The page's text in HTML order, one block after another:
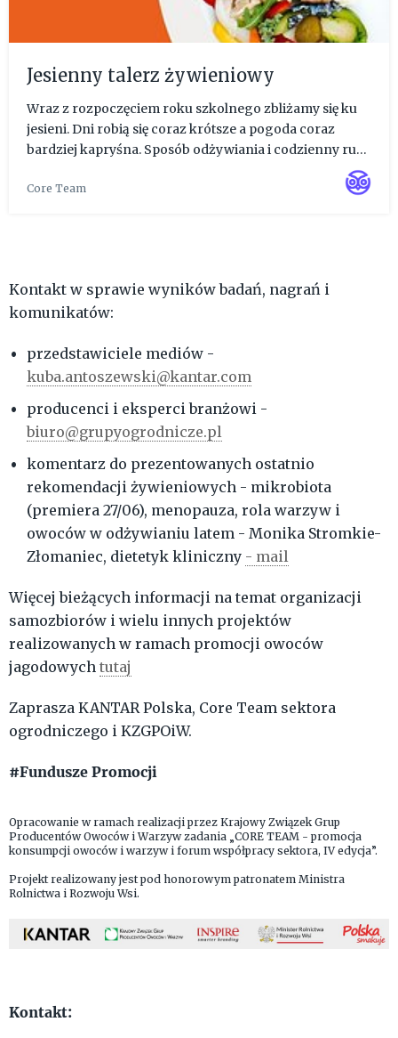
Jesienny talerz żywieniowy
Wraz z rozpoczęciem roku szkolnego zbliżamy się ku
jesieni. Dni robią się coraz krótsze a pogoda coraz
bardziej kapryśna. Sposób odżywiania i codzienny ruch
odporności. Sprawdź co jeść jesienią by zaspokoić
Core Team
Kontakt w sprawie wyników badań, nagrań i
komunikatów:
przedstawiciele mediów -
kuba.antoszewski@kantar.com
producenci i eksperci branżowi -
biuro@grupyogrodnicze.pl
komentarz do prezentowanych ostatnio
rekomendacji żywieniowych - mikrobiota
(premiera 27/06), menopauza, rola warzyw i
owoców w odżywianiu latem - Monika Stromkie-
Złomaniec, dietetyk kliniczny - mail
Więcej bieżących informacji na temat organizacji
samozbiorów i wielu innych projektów
realizowanych w ramach promocji owoców
jagodowych tutaj
Zaprasza KANTAR Polska, Core Team sektora
ogrodniczego i KZGPOiW.
#Fundusze Promocji
Opracowanie w ramach realizacji przez Krajowy Związek Grup
Producentów Owoców i Warzyw zadania „CORE TEAM - promocja
konsumpcji owoców i warzyw i forum współpracy sektora, IV edycja”.
Projekt realizowany jest pod honorowym patronatem Ministra
Rolnictwa i Rozwoju Wsi.
Kontakt: